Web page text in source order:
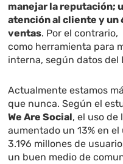
manejar la reputación;
atención al cliente y un
ventas. Por el contrario,
como herramienta para
interna, según datos del
Actualmente estamos
que nunca. Según el
We Are Social, el uso de
aumentado un 13% en
3.196 millones de
un buen medio de